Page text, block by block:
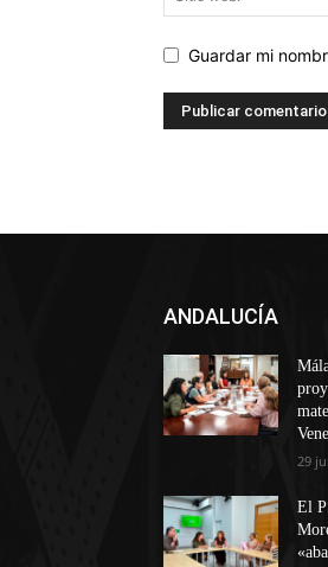
Guardar mi
ANDALUCÍA
29
El